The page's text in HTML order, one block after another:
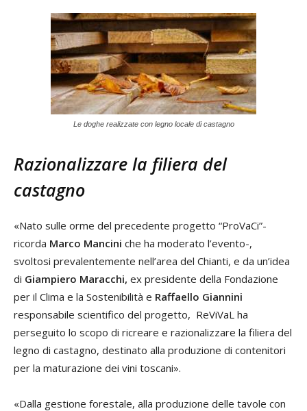
Le doghe realizzate con legno locale di castagno
Razionalizzare la filiera del
castagno
«Nato sulle orme del precedente progetto “ProVaCi”-
ricorda Marco Mancini che ha moderato l’evento-,
svoltosi prevalentemente nell’area del Chianti, e da un’idea
di Giampiero Maracchi, ex presidente della Fondazione
per il Clima e la Sostenibilità e Raffaello Giannini
responsabile scientifico del progetto, ReViVaL ha
perseguito lo scopo di ricreare e razionalizzare la filiera del
legno di castagno, destinato alla produzione di contenitori
per la maturazione dei vini toscani».
«Dalla gestione forestale, alla produzione delle tavole con